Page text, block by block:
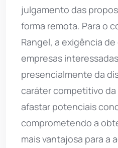
julgamento das
forma remota. Para o
Rangel, a exigência
empresas
presencialmente da
caráter competitivo
afastar potenciais
comprometendo a
mais vantajosa para a